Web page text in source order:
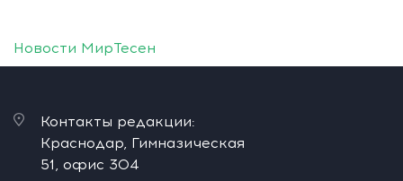
Новости МирТесен
Контакты редакции:
Краснодар, Гимназическая
51, офис 304